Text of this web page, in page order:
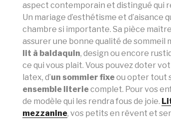
aspect contemporain et distingué qui
Un mariage d’esthétisme et d’aisance
chambre si importante. Sa pièce
assurer une bonne qualité de sommeil
lit à baldaquin, design ou encore
ce qui vous plait. Vous pouvez doter
latex, d’un sommier fixeou opter tout
ensemble literiecomplet. Pour vos
de modèle qui les rendra fous de joie.
mezzanine, vos petits en rêvent et